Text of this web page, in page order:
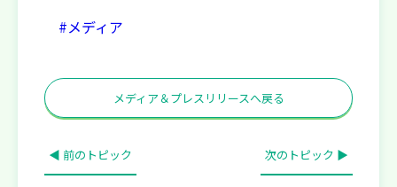
#メディア
メディア＆プレスリリースへ戻る
◀ 前のトピック 次のトピック ▶